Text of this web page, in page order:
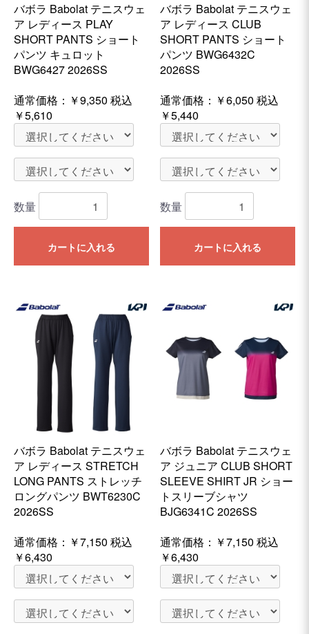
バボラ Babolat テニスウェ
ア レディース PLAY
SHORT PANTS ショート
パンツ キュロット
BWG6427 2026SS
通常価格： ￥9,350 税込
￥5,610
数量
カートに入れる
バボラ Babolat テニスウェ
ア レディース CLUB
SHORT PANTS ショート
パンツ BWG6432C
2026SS
通常価格： ￥6,050 税込
￥5,440
数量
カートに入れる
バボラ Babolat テニスウェ
ア レディース STRETCH
LONG PANTS ストレッチ
ロングパンツ BWT6230C
2026SS
通常価格： ￥7,150 税込
￥6,430
バボラ Babolat テニスウェ
ア ジュニア CLUB SHORT
SLEEVE SHIRT JR ショー
トスリーブシャツ
BJG6341C 2026SS
通常価格： ￥7,150 税込
￥6,430